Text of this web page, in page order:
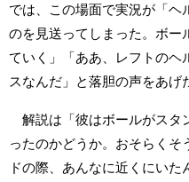
では、この場面で実況が「ヘ
のを見送ってしまった。ボー
ていく」「ああ、レフトのヘ
スなんだ」と落胆の声をあげ
解説は「彼はボールがスタ
ったのかどうか。おそらくそ
ドの際、あんなに近くにい